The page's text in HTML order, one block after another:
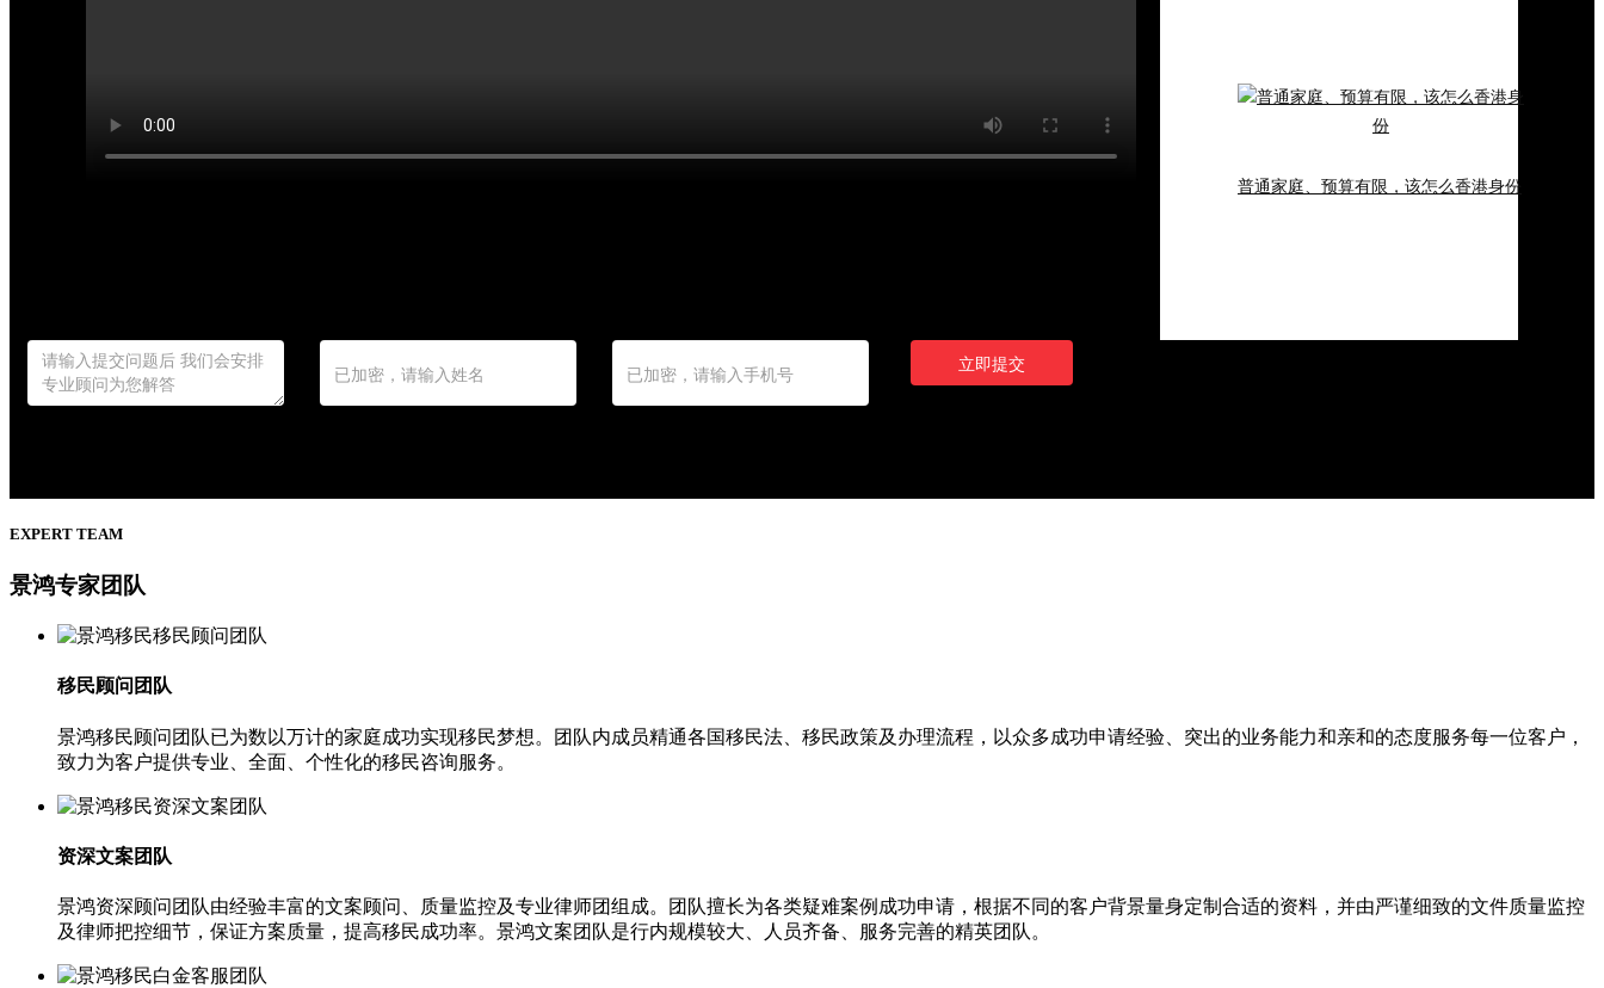
普通家庭、预算有限，该怎么香港身份
EXPERT TEAM
景鸿专家团队
移民顾问团队
景鸿移民顾问团队已为数以万计的家庭成功实现移民梦想。团队内成员精通各国移民法、移民政策及办理流程，以众多成功申请经验、突出的业务能力和亲和的态度服务每一位客户，
致力为客户提供专业、全面、个性化的移民咨询服务。
资深文案团队
景鸿资深顾问团队由经验丰富的文案顾问、质量监控及专业律师团组成。团队擅长为各类疑难案例成功申请，根据不同的客户背景量身定制合适的资料，并由严谨细致的文件质量监控
及律师把控细节，保证方案质量，提高移民成功率。景鸿文案团队是行内规模较大、人员齐备、服务完善的精英团队。